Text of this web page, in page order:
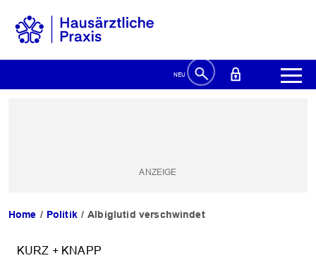
Home Politik Albiglutid verschwindet
KURZ + KNAPP